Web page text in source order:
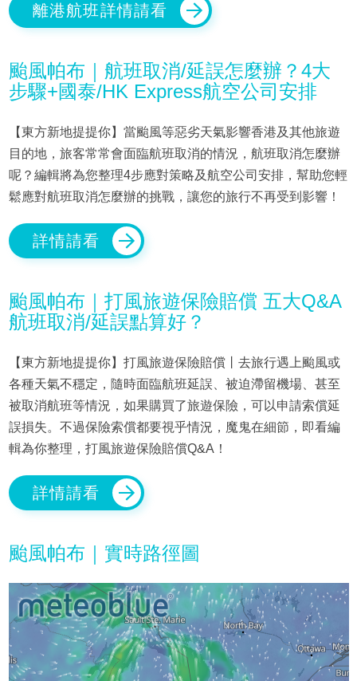
離港航班詳情請看
颱風帕布｜航班取消/延誤怎麼辦？4大
步驟+國泰/HK Express航空公司安排
【東方新地提提你】當颱風等惡劣天氣影響香港及其他旅遊
目的地，旅客常常會面臨航班取消的情況，航班取消怎麼辦
呢？編輯將為您整理4步應對策略及航空公司安排，幫助您輕
鬆應對航班取消怎麼辦的挑戰，讓您的旅行不再受到影響！
詳情請看
颱風帕布｜打風旅遊保險賠償 五大Q&A
航班取消/延誤點算好？
【東方新地提提你】打風旅遊保險賠償丨去旅行遇上颱風或
各種天氣不穩定，隨時面臨航班延誤、被迫滯留機場、甚至
被取消航班等情況，如果購買了旅遊保險，可以申請索償延
誤損失。不過保險索償都要視乎情況，魔鬼在細節，即看編
輯為你整理，打風旅遊保險賠償Q&A！
詳情請看
颱風帕布｜實時路徑圖